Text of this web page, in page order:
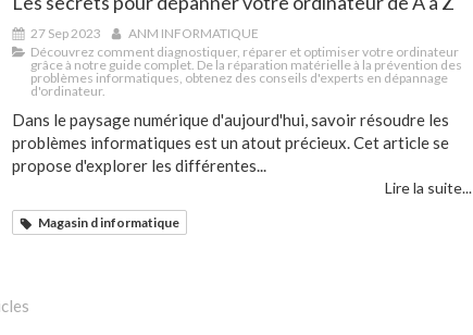
27 Sep 2023
ANM INFORMATIQUE
Découvrez comment diagnostiquer, réparer et optimiser votre ordinateur
grâce à notre guide complet. De la réparation matérielle à la prévention des
problèmes informatiques, obtenez des conseils d'experts en dépannage
d'ordinateur.
Dans le paysage numérique d'aujourd'hui, savoir résoudre les
problèmes informatiques est un atout précieux. Cet article se
propose d'explorer les différentes...
Lire la suite...
Magasin d informatique